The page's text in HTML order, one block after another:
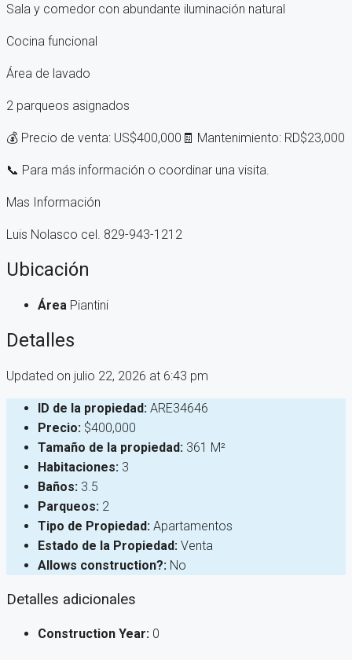
Sala y comedor con abundante iluminación natural
Cocina funcional
Área de lavado
2 parqueos asignados
💰 Precio de venta: US$400,000🧾 Mantenimiento: RD$23,000
📞 Para más información o coordinar una visita.
Mas Información
Luis Nolasco cel. 829-943-1212
Ubicación
Área Piantini
Detalles
Updated on julio 22, 2026 at 6:43 pm
ID de la propiedad: ARE34646
Precio: $400,000
Tamaño de la propiedad: 361 M²
Habitaciones: 3
Baños: 3.5
Parqueos: 2
Tipo de Propiedad: Apartamentos
Estado de la Propiedad: Venta
Allows construction?: No
Detalles adicionales
Construction Year: 0